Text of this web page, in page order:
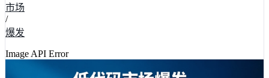
市场
/
爆发
Image API Error